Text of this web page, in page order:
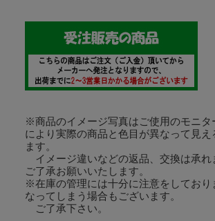
※左右どちらにも使用できます。
※製品の構造上、動作にばらつきがあることがあります
※商品のイメージ写真はご使用のモニタ
により実際の商品と色目が異なって見え
ます。
イメージ違いなどの返品、交換は承れ
ご了承お願いいたします。
※在庫の管理には十分に注意をしており
なってしまう場合もございます。
ご了承下さい。